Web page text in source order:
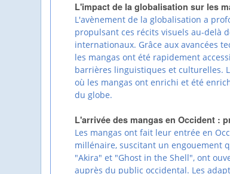
L'impact de la globalisation sur les
L'avènement de la globalisation a
propulsant ces récits visuels au-delà
internationaux. Grâce aux avancées
les mangas ont été rapidement
barrières linguistiques et culturelles.
où les mangas ont enrichi et été
du globe.
L'arrivée des mangas en Occident :
Les mangas ont fait leur entrée en
millénaire, suscitant un engouement
"Akira" et "Ghost in the Shell", ont
auprès du public occidental. Les